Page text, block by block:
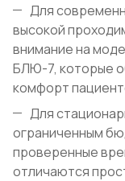
Для
высокой
внимание на
БЛЮ-7, которые
комфорт
Для
ограниченным
проверенные
отличаются